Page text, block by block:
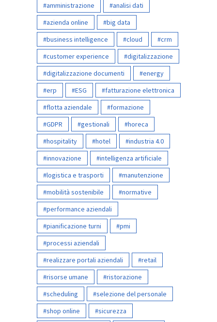
amministrazione
analisi dati
azienda online
big data
business intelligence
cloud
crm
customer experience
digitalizzazione
digitalizzazione documenti
energy
erp
ESG
fatturazione elettronica
flotta aziendale
formazione
GDPR
gestionali
horeca
hospitality
hotel
industria 4.0
innovazione
intelligenza artificiale
logistica e trasporti
manutenzione
mobilità sostenibile
normative
performance aziendali
pianificazione turni
pmi
processi aziendali
realizzare portali aziendali
retail
risorse umane
ristorazione
scheduling
selezione del personale
shop online
sicurezza